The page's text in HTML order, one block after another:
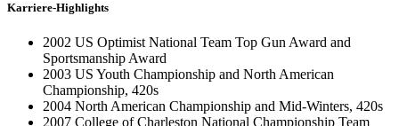
Karriere-Highlights
2002 US Optimist National Team Top Gun Award and
Sportsmanship Award
2003 US Youth Championship and North American
Championship, 420s
2004 North American Championship and Mid-Winters, 420s
2007 College of Charleston National Championship Team